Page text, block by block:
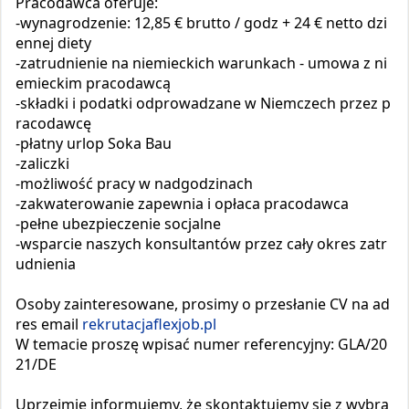
-wynagrodzenie: 12,85 € brutto / godz + 24 € netto dzi
ennej diety
-zatrudnienie na niemieckich warunkach - umowa z ni
emieckim pracodawcą
-składki i podatki odprowadzane w Niemczech przez p
racodawcę
-płatny urlop Soka Bau
-zaliczki
-możliwość pracy w nadgodzinach
-zakwaterowanie zapewnia i opłaca pracodawca
-pełne ubezpieczenie socjalne
-wsparcie naszych konsultantów przez cały okres zatr
udnienia
Osoby zainteresowane, prosimy o przesłanie CV na ad
res email rekrutacjaflexjob.pl
W temacie proszę wpisać numer referencyjny: GLA/20
21/DE
Uprzejmie informujemy, że skontaktujemy się z wybra